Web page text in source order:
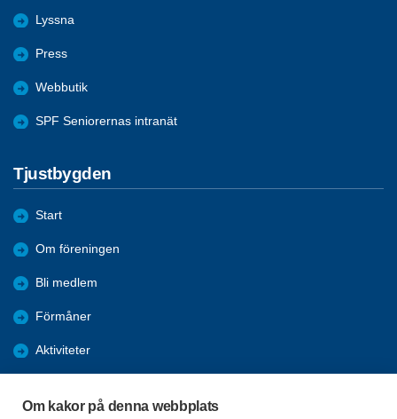
Om kakor på denna webbplats
Lyssna
Press
Webbutik
SPF Seniorernas intranät
Tjustbygden
Start
Om föreningen
Bli medlem
Förmåner
Aktiviteter